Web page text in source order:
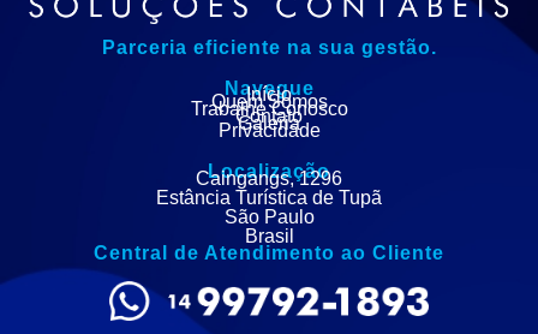
Parceria eficiente na sua gestão.
Navegue
Início
Quem Somos
Trabalhe Conosco
Contato
Galeria
Privacidade
Localização
Caingangs, 1296
Estância Turística de Tupã
São Paulo
Brasil
Central de Atendimento ao Cliente